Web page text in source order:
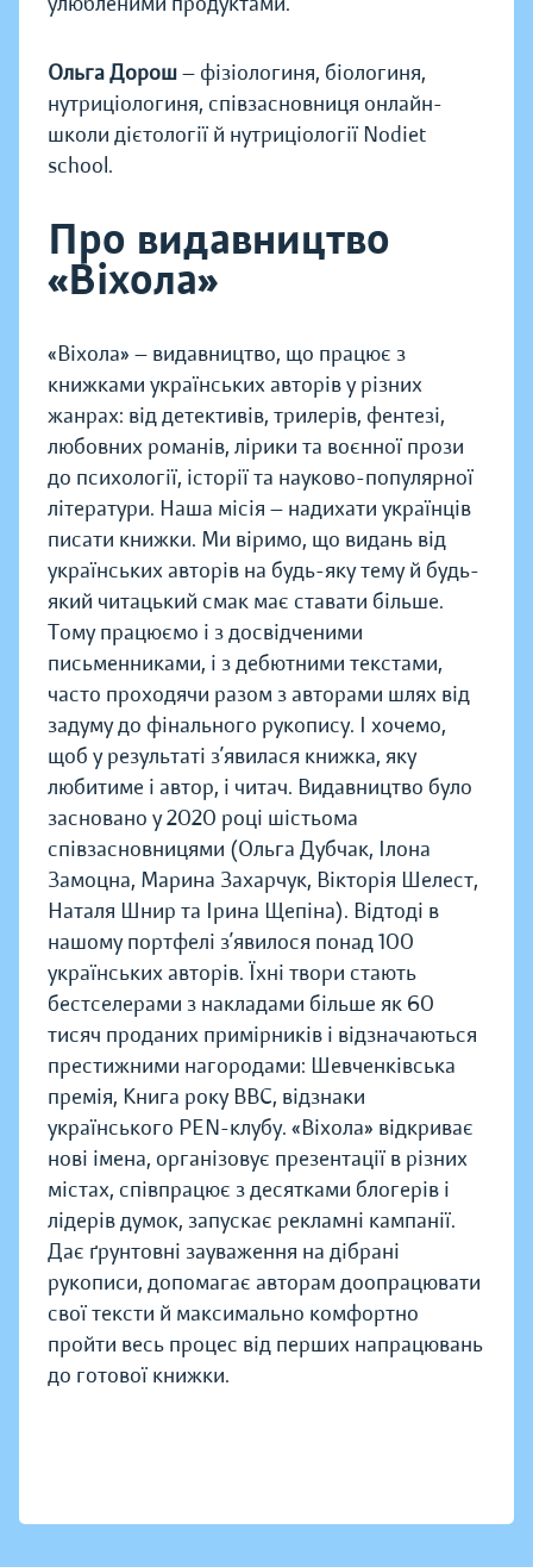
Ольга Дорош— фізіологиня, біологиня,
нутриціологиня, співзасновниця онлайн-
школи дієтології й нутриціології Nodiet
school.
Про видавництво
«Віхола»
«Віхола» — видавництво, що працює з
книжками українських авторів у різних
жанрах: від детективів, трилерів, фентезі,
любовних романів, лірики та воєнної прози
до психології, історії та науково-популярної
літератури. Наша місія — надихати українців
писати книжки. Ми віримо, що видань від
українських авторів на будь-яку тему й будь-
який читацький смак має ставати більше.
Тому працюємо і з досвідченими
письменниками, і з дебютними текстами,
часто проходячи разом з авторами шлях від
задуму до фінального рукопису. І хочемо,
щоб у результаті з’явилася книжка, яку
любитиме і автор, і читач. Видавництво було
засновано у 2020 році шістьома
співзасновницями (Ольга Дубчак, Ілона
Замоцна, Марина Захарчук, Вікторія Шелест,
Наталя Шнир та Ірина Щепіна). Відтоді в
нашому портфелі з’явилося понад 100
українських авторів. Їхні твори стають
бестселерами з накладами більше як 60
тисяч проданих примірників і відзначаються
престижними нагородами: Шевченківська
премія, Книга року BBC, відзнаки
українського PEN-клубу. «Віхола» відкриває
нові імена, організовує презентації в різних
містах, співпрацює з десятками блогерів і
лідерів думок, запускає рекламні кампанії.
Дає ґрунтовні зауваження на дібрані
рукописи, допомагає авторам доопрацювати
свої тексти й максимально комфортно
пройти весь процес від перших напрацювань
до готової книжки.